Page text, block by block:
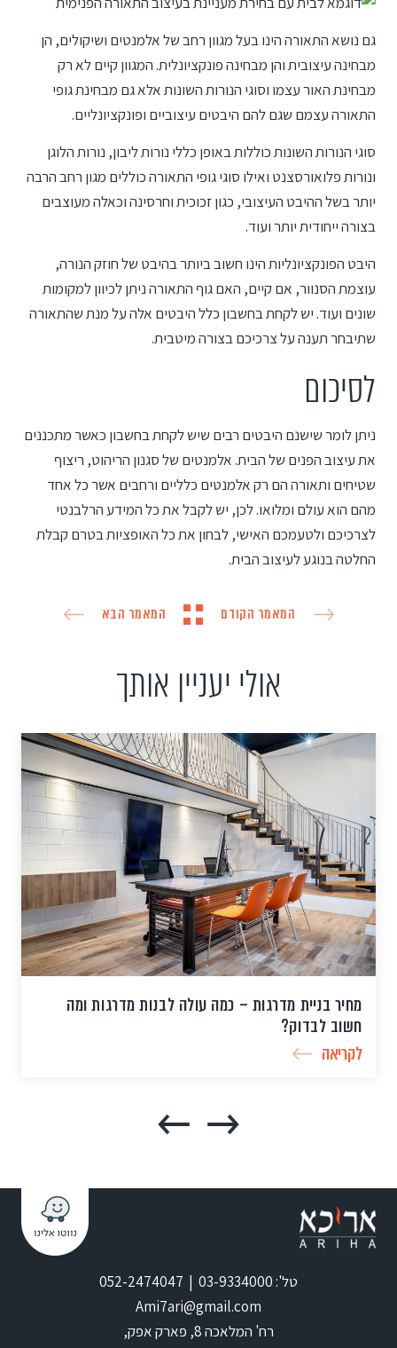
גם נושא התאורה הינו בעל מגוון רחב של אלמנטים ושיקולים, הן
מבחינה עיצובית והן מבחינה פונקציונלית. המגוון קיים לא רק
מבחינת האור עצמו וסוגי הנורות השונות אלא גם מבחינת גופי
התאורה עצמם שגם להם היבטים עיצוביים ופונקציונליים.
סוגי הנורות השונות כוללות באופן כללי נורות ליבון, נורות הלוגן
ונורות פלואורסצנט ואילו סוגי גופי התאורה כוללים מגון רחב הרבה
יותר בשל ההיבט העיצובי, כגון זכוכית וחרסינה וכאלה מעוצבים
בצורה ייחודית יותר ועוד.
היבט הפונקציונליות הינו חשוב ביותר בהיבט של חוזק הנורה,
עוצמת הסנוור, אם קיים, האם גוף התאורה ניתן לכיוון למקומות
שונים ועוד. יש לקחת בחשבון כלל היבטים אלה על מנת שהתאורה
שתיבחר תענה על צרכיכם בצורה מיטבית.
לסיכום
ניתן לומר שישנם היבטים רבים שיש לקחת בחשבון כאשר מתכננים
את עיצוב הפנים של הבית. אלמנטים של סגנון הריהוט, ריצוף
שטיחים ותאורה הם רק אלמנטים כלליים ורחבים אשר כל אחד
מהם הוא עולם ומלואו. לכן, יש לקבל את כל המידע הרלבנטי
לצרכיכם ולטעמכם האישי, לבחון את כל האופציות בטרם קבלת
החלטה בנוגע לעיצוב הבית.
המאמר הקודם המאמר הבא
אולי יעניין אותך
מחיר בניית מדרגות – כמה עולה לבנות מדרגות ומה
חשוב לבדוק?
לקריאה
טל': 03-9334000 | 052-2474047
Ami7ari@gmail.com
רח' המלאכה 8, פארק אפק,